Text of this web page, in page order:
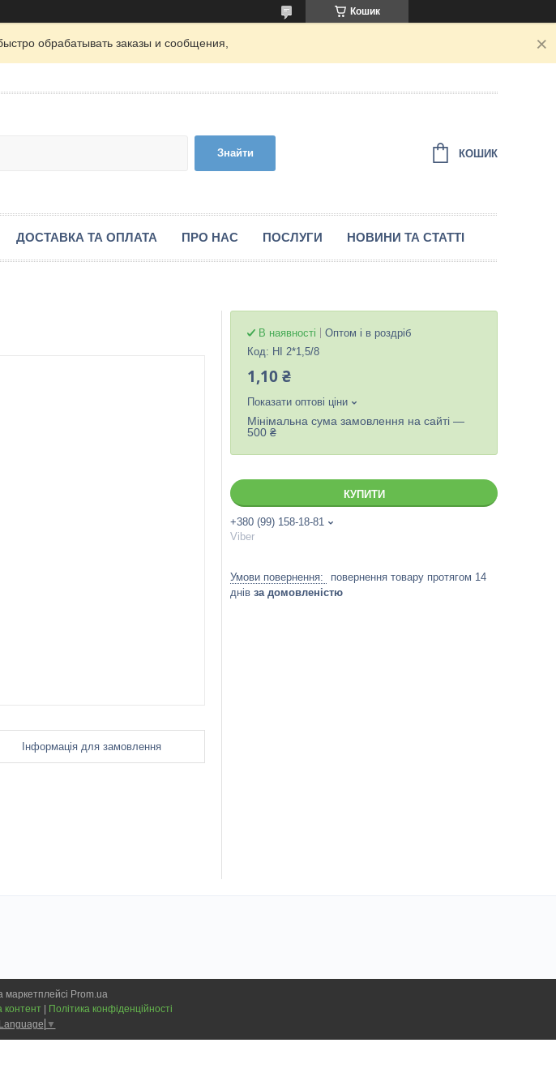
Кошик
обрабатывать заказы и сообщения,
Знайти КОШИК
ДОСТАВКА ТА ОПЛАТА ПРО НАС ПОСЛУГИ НОВИНИ ТА СТАТТІ
Інформація для замовлення
В наявності
Оптом і в роздріб
Код: НІ 2*1,5/8
1,10 ₴
Показати оптові ціни
Мінімальна сума замовлення на сайті —
500 ₴
КУПИТИ
+380 (99) 158-18-81
Viber
повернення товару протягом 14
днів за домовленістю
маркетплейсі Prom.ua
контент
Політика конфіденційності
▼